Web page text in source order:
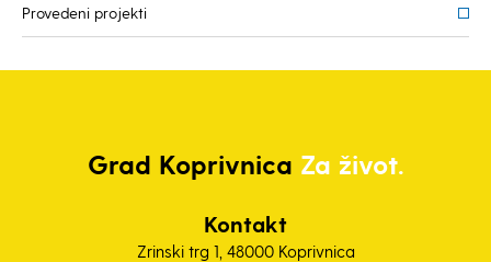
Provedeni projekti
Grad Koprivnica Za život.
Kontakt
Zrinski trg 1, 48000 Koprivnica